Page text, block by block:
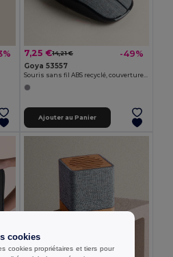
7,25 €14,21 € -49%
Goya 53557
Souris sans fil ABS recyclé, couverture RPET ALPE
Ajouter au Panier
cookies
cookies propriétaires et tiers pour